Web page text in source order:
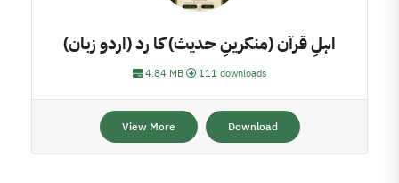
اہلِ قرآن (منکرینِ حدیث) کا رد (اردو زبان)
4.84 MB 111 downloads
View More Download